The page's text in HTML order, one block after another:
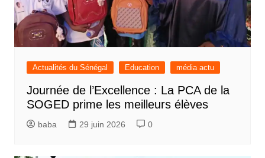
Actualités du Sénégal Education média actu
Journée de l’Excellence : La PCA de la
SOGED prime les meilleurs élèves
baba 29 juin 2026 0